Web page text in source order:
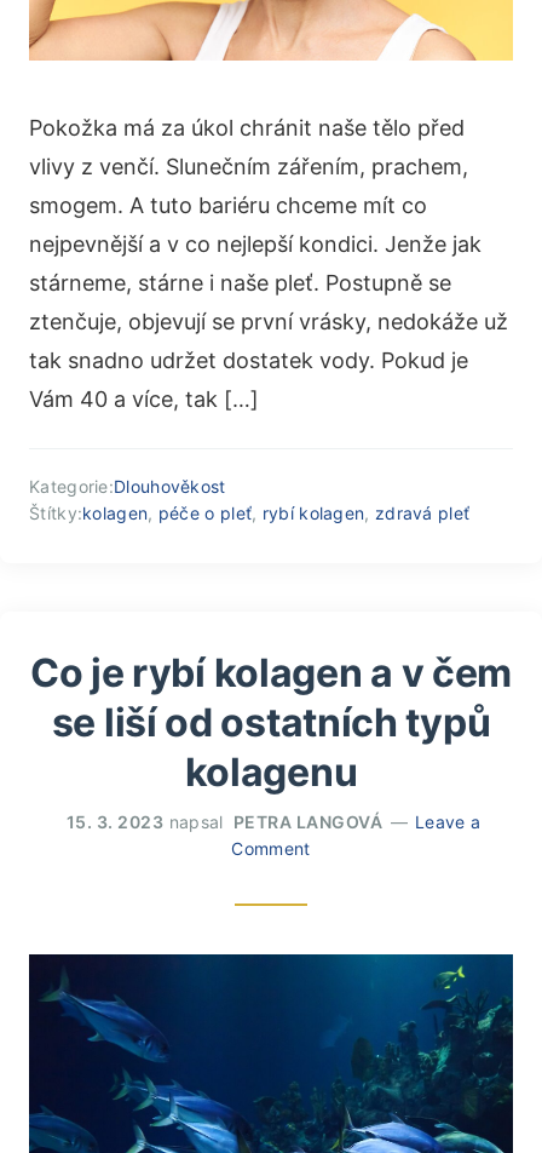
Pokožka má za úkol chránit naše tělo před
vlivy z venčí. Slunečním zářením, prachem,
smogem. A tuto bariéru chceme mít co
nejpevnější a v co nejlepší kondici. Jenže jak
stárneme, stárne i naše pleť. Postupně se
ztenčuje, objevují se první vrásky, nedokáže už
tak snadno udržet dostatek vody. Pokud je
Vám 40 a více, tak […]
Kategorie:Dlouhověkost
Štítky:kolagen, péče o pleť, rybí kolagen, zdravá pleť
Co je rybí kolagen a v čem
se liší od ostatních typů
kolagenu
15. 3. 2023 napsal PETRA LANGOVÁ
Leave a
Comment